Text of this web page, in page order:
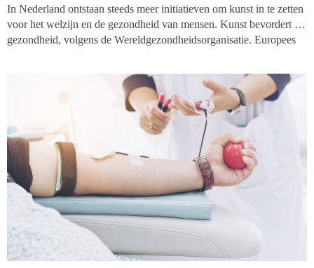
In Nederland ontstaan steeds meer initiatieven om kunst in te zetten
voor het welzijn en de gezondheid van mensen. Kunst bevordert de
gezondheid, volgens de Wereldgezondheidsorganisatie. Europees
ervaringsdeskundige. Vraag die hierbij speelt is: is hier financiering
voor te vinden?